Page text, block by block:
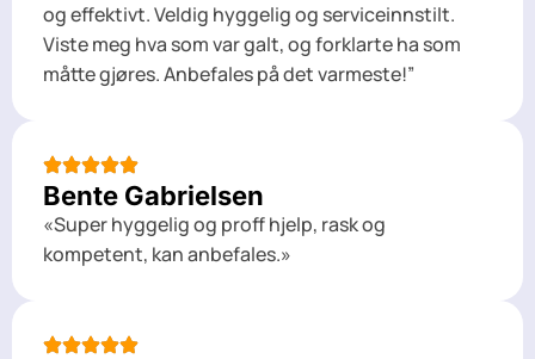
og effektivt. Veldig hyggelig og serviceinnstilt.
Viste meg hva som var galt, og forklarte ha som
måtte gjøres. Anbefales på det varmeste!”
Bente Gabrielsen
«Super hyggelig og proff hjelp, rask og
kompetent, kan anbefales.»